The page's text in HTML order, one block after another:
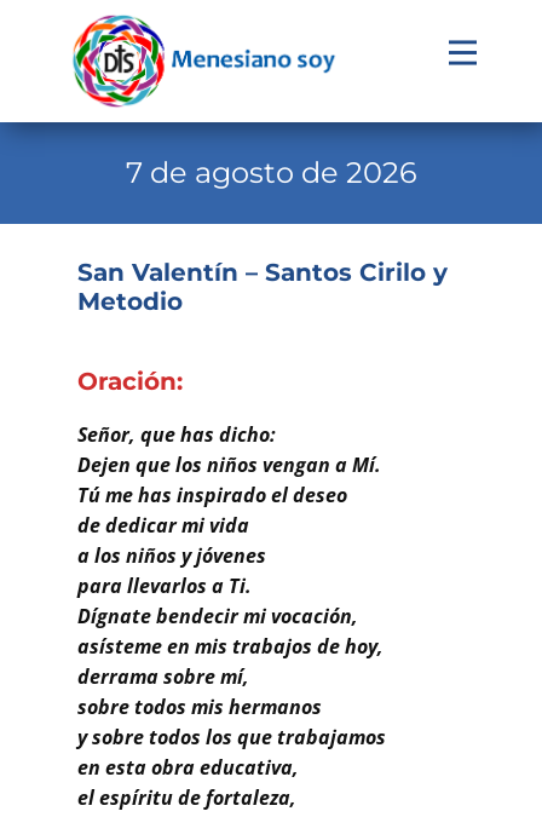
Evangelio
Institucional
Pastoral Vocacional
Recursos
Contacto
Buscar
7 de agosto de 2026
San Valentín – Santos Cirilo y
Metodio
Oración:
Señor, que has dicho:
Dejen que los niños vengan a Mí.
Tú me has inspirado el deseo
de dedicar mi vida
a los niños y jóvenes
para llevarlos a Ti.
Dígnate bendecir mi vocación,
asísteme en mis trabajos de hoy,
derrama sobre mí,
sobre todos mis hermanos
y sobre todos los que trabajamos
en esta obra educativa,
el espíritu de fortaleza,